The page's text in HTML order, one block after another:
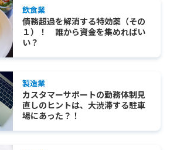
飲食業
債務超過を解消する特効薬（その
１）！ 誰から資金を集めればい
い？
製造業
カスタマーサポートの勤務体制見
直しのヒントは、大渋滞する駐車
場にあった？！